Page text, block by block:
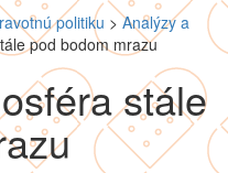
politiku >Analýzy a
pod bodom mrazu
stále